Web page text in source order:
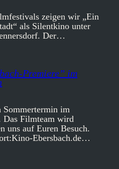
zeigen wir „Ein
als Silentkino unter
Der…
Premiere” im
im
Das Filmteam wird
uns auf Euren Besuch.
Ebersbach.de…